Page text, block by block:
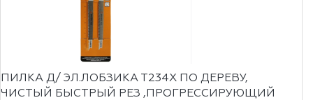
ПИЛКА Д/ ЭЛ.ЛОБЗИКА Т234X ПО ДЕРЕВУ,
ЧИСТЫЙ БЫСТРЫЙ РЕЗ ,ПРОГРЕССИРУЮЩИЙ